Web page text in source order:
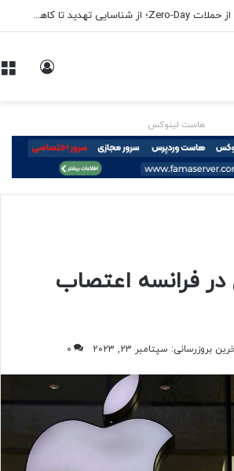
روش‌های جلوگیری از حملات Zero-Day؛ از شناسایی تهدید تا کاهش ریسک
هاست لینوکس
در فرانسه اعتصاب
بروزرسانی: سپتامبر 23, 2023 0